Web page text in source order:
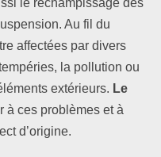
Au fil du
affectées par divers
la pollution ou
extérieurs. Le
à ces problèmes et à
d’origine.